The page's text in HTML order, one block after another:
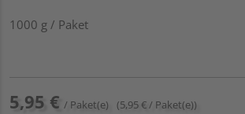
1000 g / Paket
5,95 € / Paket(e) (5,95 € / Paket(e))